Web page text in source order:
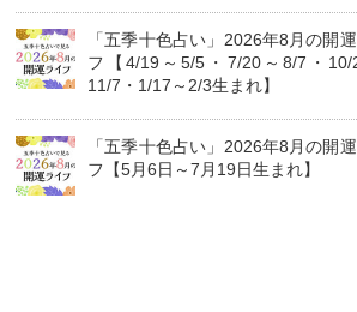
「五季十色占い」2026年8月の開
フ【4/19～5/5・7/20～8/7・10/
11/7・1/17～2/3生まれ】
「五季十色占い」2026年8月の開
フ【5月6日～7月19日生まれ】